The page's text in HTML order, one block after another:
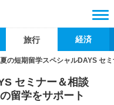
旅行 経済
夏の短期留学スペシャルDAYS セ
セミナー＆相談
留学をサポート